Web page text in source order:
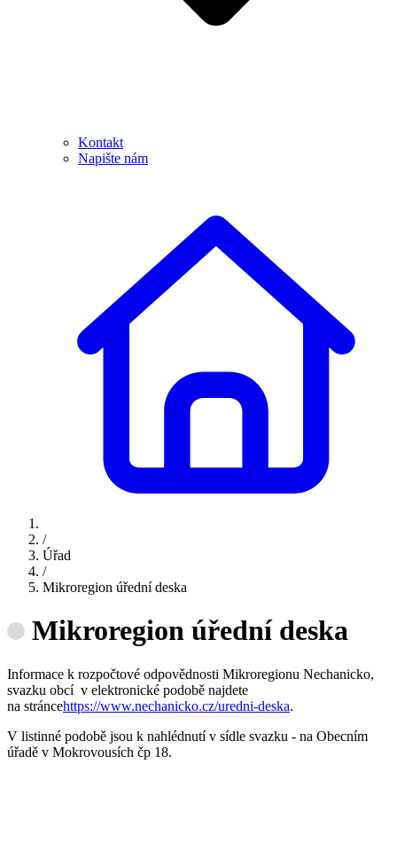
Kontakt
Napište nám
/
Úřad
/
Mikroregion úřední deska
Mikroregion úřední deska
Informace k rozpočtové odpovědnosti Mikroregionu Nechanicko,
svazku obcí v elektronické podobě najdete
na stráncehttps://www.nechanicko.cz/uredni-deska.
V listinné podobě jsou k nahlédnutí v sídle svazku - na Obecním
úřadě v Mokrovousích čp 18.